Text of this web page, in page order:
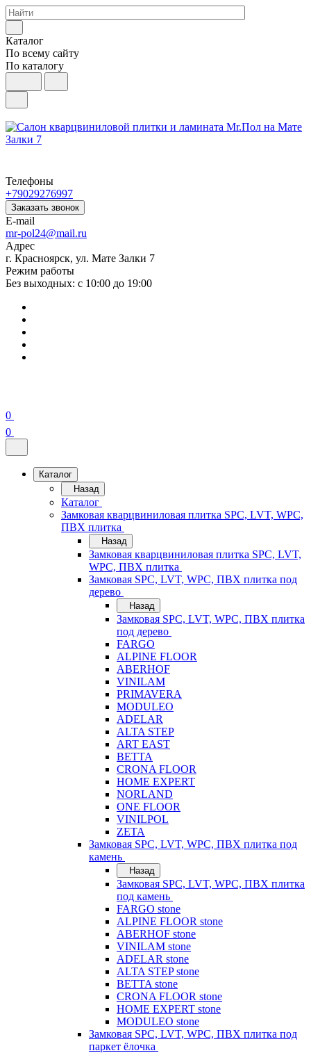
Каталог
По всему сайту
По каталогу
Телефоны
+79029276997
Заказать звонок
E-mail
mr-pol24@mail.ru
Адрес
г. Красноярск, ул. Мате Залки 7
Режим работы
Без выходных: с 10:00 до 19:00
0
0
Каталог
Назад
Каталог
Замковая кварцвиниловая плитка SPC, LVT, WPC,
ПВХ плитка
Назад
Замковая кварцвиниловая плитка SPC, LVT,
WPC, ПВХ плитка
Замковая SPC, LVT, WPC, ПВХ плитка под
дерево
Назад
Замковая SPC, LVT, WPC, ПВХ плитка
под дерево
FARGO
ALPINE FLOOR
ABERHOF
VINILAM
PRIMAVERA
MODULEO
ADELAR
ALTA STEP
ART EAST
BETTA
CRONA FLOOR
HOME EXPERT
NORLAND
ONE FLOOR
VINILPOL
ZETA
Замковая SPC, LVT, WPC, ПВХ плитка под
камень
Назад
Замковая SPC, LVT, WPC, ПВХ плитка
под камень
FARGO stone
ALPINE FLOOR stone
ABERHOF stone
VINILAM stone
ADELAR stone
ALTA STEP stone
BETTA stone
CRONA FLOOR stone
HOME EXPERT stone
MODULEO stone
Замковая SPC, LVT, WPC, ПВХ плитка под
паркет ёлочка